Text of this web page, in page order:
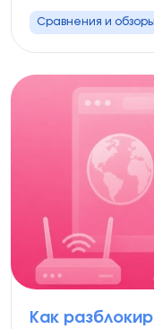
Сравнения и обзоры
Как